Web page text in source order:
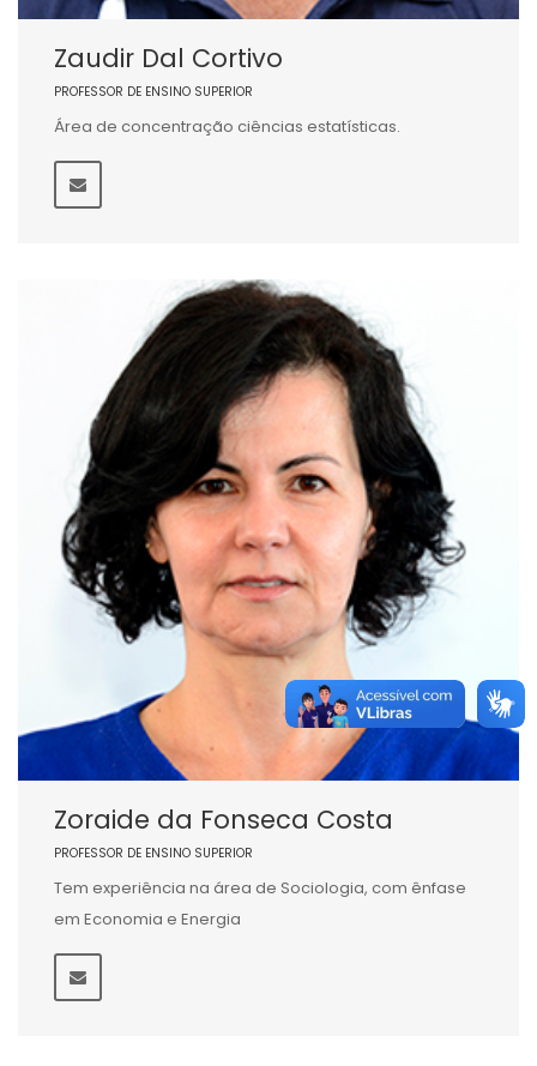
Zaudir Dal Cortivo
PROFESSOR DE ENSINO SUPERIOR
Área de concentração ciências estatísticas.
Zoraide da Fonseca Costa
PROFESSOR DE ENSINO SUPERIOR
Tem experiência na área de Sociologia, com ênfase
em Economia e Energia